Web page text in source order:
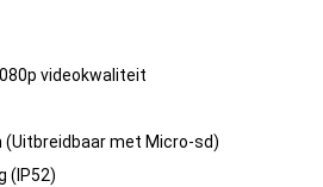
videokwaliteit
(Uitbreidbaar met Micro-sd)
(IP52)